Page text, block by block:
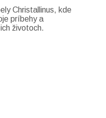
Christallinus, kde
príbehy a
životoch.